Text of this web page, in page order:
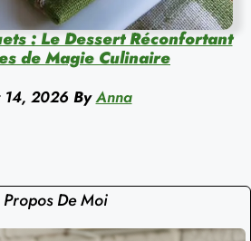
: Le Dessert Réconfortant
de Magie Culinaire
14, 2026 By Anna
De Moi